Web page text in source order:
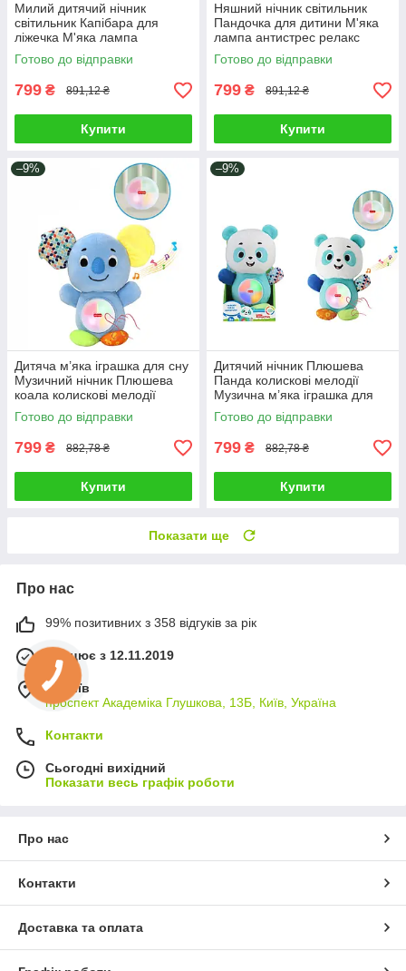
Милий дитячий нічник
світильник Капібара для
ліжечка М'яка лампа
антистрес Іграшка тягучка 3
режими Type-C
Готово до відправки
799 ₴ 891,12 ₴
Купити
Няшний нічник світильник
Пандочка для дитини М'яка
лампа антистрес релакс
іграшка 3 режими світла USB
Type-C
Готово до відправки
799 ₴ 891,12 ₴
Купити
–9%
Дитяча м’яка іграшка для сну
Музичний нічник Плюшева
коала колискові мелодії
знімний блок підсвітка
Готово до відправки
799 ₴ 882,78 ₴
Купити
–9%
Дитячий нічник Плюшева
Панда колискові мелодії
Музична м’яка іграшка для
сну знімний блок
підсвічування
Готово до відправки
799 ₴ 882,78 ₴
Купити
Показати ще
Про нас
99% позитивних з 358 відгуків за рік
Працює з 12.11.2019
м. Київ
проспект Академіка Глушкова, 13Б, Київ, Україна
Контакти
Сьогодні вихідний
Показати весь графік роботи
Про нас
Контакти
Доставка та оплата